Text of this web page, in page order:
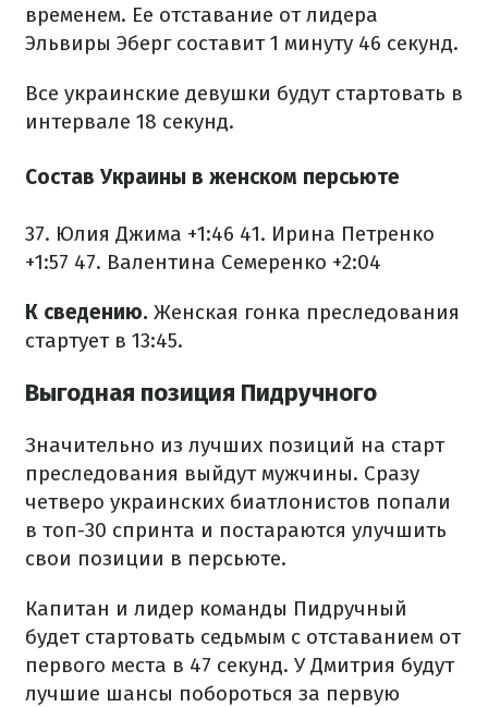
временем. Ее отставание от лидера
Эльвиры Эберг составит 1 минуту 46 секунд.
Все украинские девушки будут стартовать в
интервале 18 секунд.
Состав Украины в женском персьюте
37. Юлия Джима +1:46 41. Ирина Петренко
+1:57 47. Валентина Семеренко +2:04
К сведению. Женская гонка преследования
стартует в 13:45.
Выгодная позиция Пидручного
Значительно из лучших позиций на старт
преследования выйдут мужчины. Сразу
четверо украинских биатлонистов попали
в топ-30 спринта и постараются улучшить
свои позиции в персьюте.
Капитан и лидер команды Пидручный
будет стартовать седьмым с отставанием от
первого места в 47 секунд. У Дмитрия будут
лучшие шансы побороться за первую